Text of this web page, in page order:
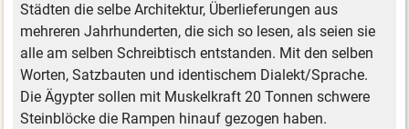
Städten die selbe Architektur, Überlieferungen aus
mehreren Jahrhunderten, die sich so lesen, als seien sie
alle am selben Schreibtisch entstanden. Mit den selben
Worten, Satzbauten und identischem Dialekt/Sprache.
Die Ägypter sollen mit Muskelkraft 20 Tonnen schwere
Steinblöcke die Rampen hinauf gezogen haben.